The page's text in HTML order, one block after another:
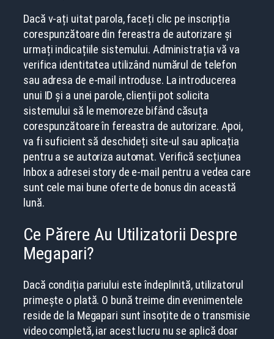
Dacă v-ați uitat parola, faceți clic pe inscripția
corespunzătoare din fereastra de autorizare și
urmați indicațiile sistemului. Administrația vă va
verifica identitatea utilizând numărul de telefon
sau adresa de e-mail introduse. La introducerea
unui ID și a unei parole, clienții pot solicita
sistemului să le memoreze bifând căsuța
corespunzătoare în fereastra de autorizare. Apoi,
va fi suficient să deschideți site-ul sau aplicația
pentru a se autoriza automat. Verifică secțiunea
Inbox a adresei story de e-mail pentru a vedea care
sunt cele mai bune oferte de bonus din această
lună.
Ce Părere Au Utilizatorii Despre
Megapari?
Dacă condiția pariului este îndeplinită, utilizatorul
primește o plată. O bună treime din evenimentele
reside de la Megapari sunt însoțite de o transmisie
video completă, iar acest lucru nu se aplică doar